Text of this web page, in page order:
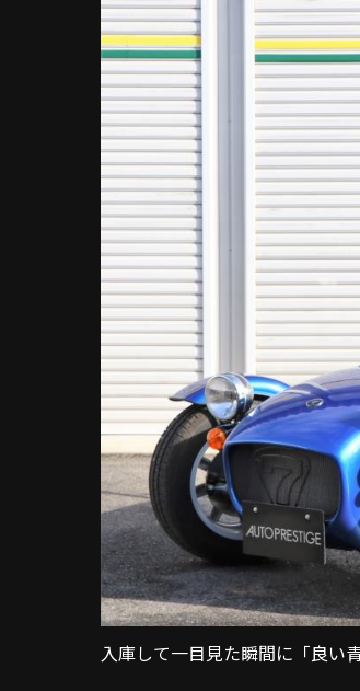
入庫して一目見た瞬間に「良い